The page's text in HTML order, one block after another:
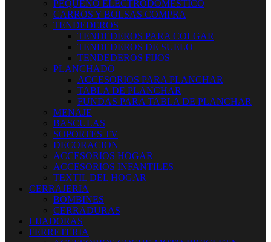
PEQUEÑO ELECTRODOMESTICO
CARROS Y BOLSAS COMPRA
TENDEDEROS
TENDEDEROS PARA COLGAR
TENDEDEROS DE SUELO
TENDEDEROS FIJOS
PLANCHADO
ACCESORIOS PARA PLANCHAR
TABLA DE PLANCHAR
FUNDAS PARA TABLA DE PLANCHAR
MENAJE
BASCULAS
SOPORTES TV
DECORACION
ACCESORIOS HOGAR
ACCESORIOS INFANTILES
TEXTIL DEL HOGAR
CERRAJERIA
BOMBINES
CERRADURAS
LIJADORAS
FERRETERIA